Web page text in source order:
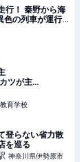
行！ 秦野から海
色の列車が運行
ツが主
育学校
登らない省力散
を巡る
神奈川県伊勢原市